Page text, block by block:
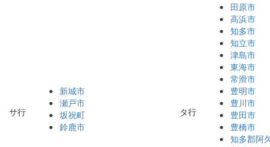
サ行
新城市
瀬戸市
坂祝町
鈴鹿市
タ行
田原市
高浜市
知多市
知立市
津島市
東海市
常滑市
豊明市
豊川市
豊田市
豊橋市
知多郡阿